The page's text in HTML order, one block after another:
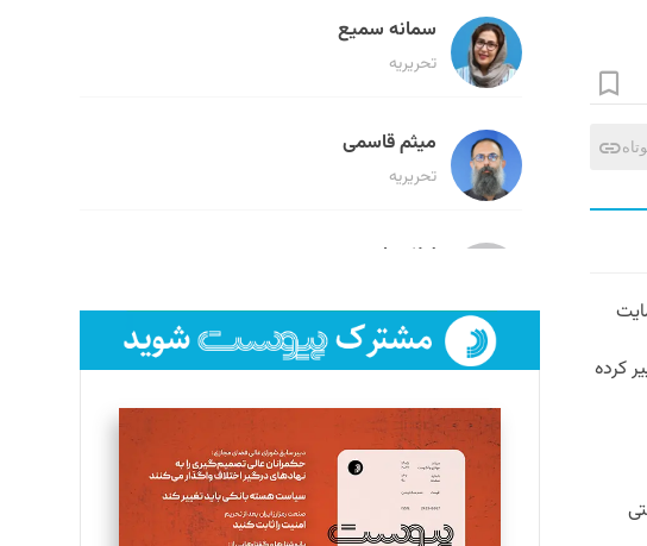
کرده
سمانه سمیع
تحریریه
میثم قاسمی
تحریریه
لیلا حنارود
فائزه فتحی رستمی
تحریریه
سروش کرمیان
تحریریه